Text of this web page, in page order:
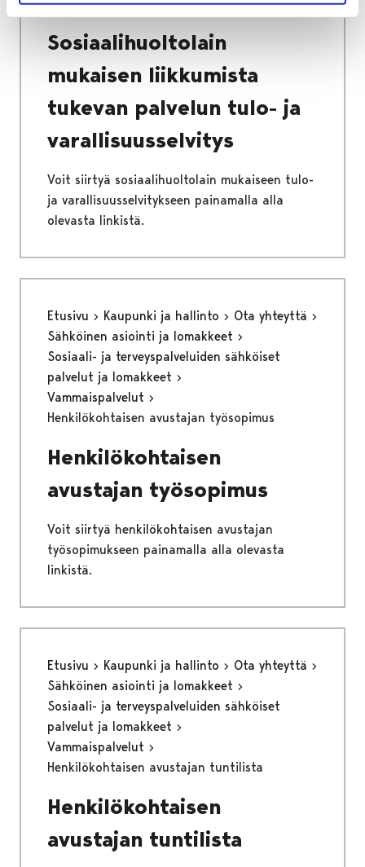
Sosiaalihuoltolain
mukaisen liikkumista
tukevan palvelun tulo- ja
varallisuusselvitys
Voit siirtyä sosiaalihuoltolain mukaiseen tulo-
ja varallisuusselvitykseen painamalla alla
olevasta linkistä.
Etusivu Kaupunki ja hallinto
Ota yhteyttä
Sähköinen asiointi ja lomakkeet
Sosiaali- ja terveyspalveluiden sähköiset
palvelut ja lomakkeet
Vammaispalvelut
Henkilökohtaisen avustajan työsopimus
Henkilökohtaisen
avustajan työsopimus
Voit siirtyä henkilökohtaisen avustajan
työsopimukseen painamalla alla olevasta
linkistä.
Etusivu Kaupunki ja hallinto
Ota yhteyttä
Sähköinen asiointi ja lomakkeet
Sosiaali- ja terveyspalveluiden sähköiset
palvelut ja lomakkeet
Vammaispalvelut
Henkilökohtaisen avustajan tuntilista
Henkilökohtaisen
avustajan tuntilista